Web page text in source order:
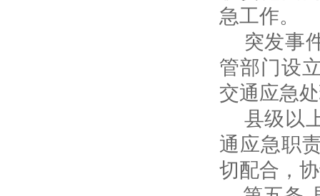
急工作。
突发事
管部门设
交通应急
县级以
通应急职
切配合，